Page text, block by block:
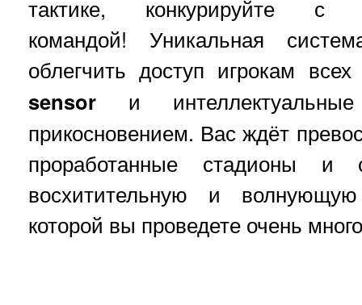
тактике, конкурируйте с
командой! Уникальная
облегчить доступ игрокам
sensor и
прикосновением. Вас ждёт
проработанные стадионы и
восхитительную и
которой вы проведете очень